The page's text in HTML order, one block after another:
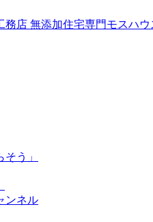
店 無添加住宅専門モスハウス
そう」
ンネル